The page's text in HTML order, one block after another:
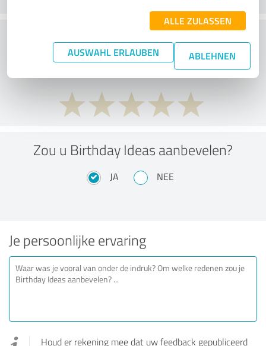
ALLE ZULASSEN
AUSWAHL ERLAUBEN ABLEHNEN
Wat vind je van de prijs-
prestatieverhouding?
Zou u Birthday Ideas aanbevelen?
JA NEE
Je persoonlijke ervaring
Houd er rekening mee dat uw feedback gepubliceerd